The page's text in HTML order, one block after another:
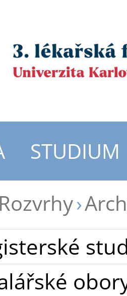
STUDIUM
Rozvrhy